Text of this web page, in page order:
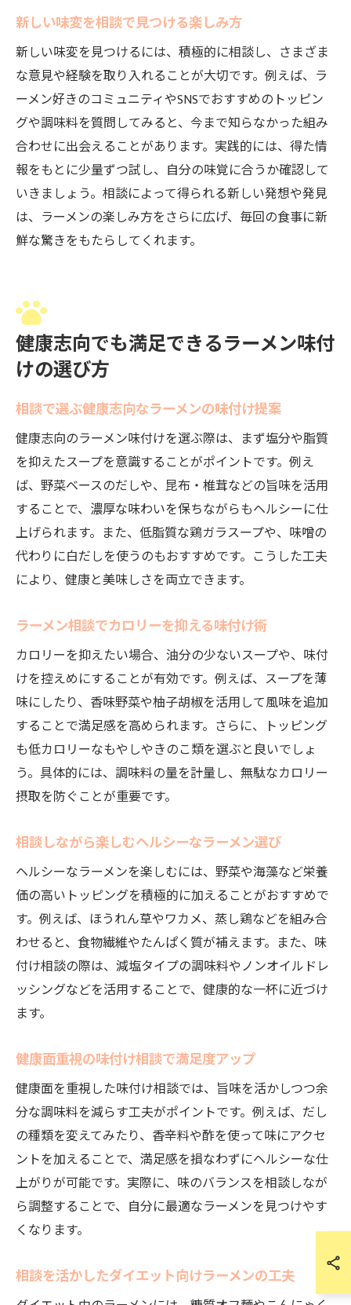
新しい味変を相談で見つける楽しみ方
新しい味変を見つけるには、積極的に相談し、さまざま
な意見や経験を取り入れることが大切です。例えば、ラ
ーメン好きのコミュニティやSNSでおすすめのトッピン
グや調味料を質問してみると、今まで知らなかった組み
合わせに出会えることがあります。実践的には、得た情
報をもとに少量ずつ試し、自分の味覚に合うか確認して
いきましょう。相談によって得られる新しい発想や発見
は、ラーメンの楽しみ方をさらに広げ、毎回の食事に新
鮮な驚きをもたらしてくれます。
健康志向でも満足できるラーメン味付
けの選び方
相談で選ぶ健康志向なラーメンの味付け提案
健康志向のラーメン味付けを選ぶ際は、まず塩分や脂質
を抑えたスープを意識することがポイントです。例え
ば、野菜ベースのだしや、昆布・椎茸などの旨味を活用
することで、濃厚な味わいを保ちながらもヘルシーに仕
上げられます。また、低脂質な鶏ガラスープや、味噌の
代わりに白だしを使うのもおすすめです。こうした工夫
により、健康と美味しさを両立できます。
ラーメン相談でカロリーを抑える味付け術
カロリーを抑えたい場合、油分の少ないスープや、味付
けを控えめにすることが有効です。例えば、スープを薄
味にしたり、香味野菜や柚子胡椒を活用して風味を追加
することで満足感を高められます。さらに、トッピング
も低カロリーなもやしやきのこ類を選ぶと良いでしょ
う。具体的には、調味料の量を計量し、無駄なカロリー
摂取を防ぐことが重要です。
相談しながら楽しむヘルシーなラーメン選び
ヘルシーなラーメンを楽しむには、野菜や海藻など栄養
価の高いトッピングを積極的に加えることがおすすめで
す。例えば、ほうれん草やワカメ、蒸し鶏などを組み合
わせると、食物繊維やたんぱく質が補えます。また、味
付け相談の際は、減塩タイプの調味料やノンオイルドレ
ッシングなどを活用することで、健康的な一杯に近づけ
ます。
健康面重視の味付け相談で満足度アップ
健康面を重視した味付け相談では、旨味を活かしつつ余
分な調味料を減らす工夫がポイントです。例えば、だし
の種類を変えてみたり、香辛料や酢を使って味にアクセ
ントを加えることで、満足感を損なわずにヘルシーな仕
上がりが可能です。実際に、味のバランスを相談しなが
ら調整することで、自分に最適なラーメンを見つけやす
くなります。
相談を活かしたダイエット向けラーメンの工夫